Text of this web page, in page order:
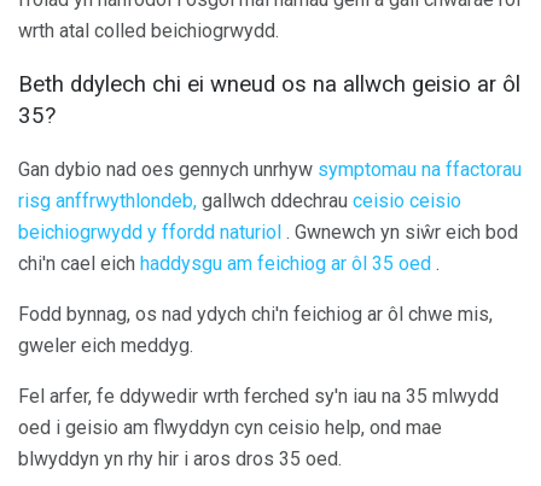
wrth atal colled beichiogrwydd.
Beth ddylech chi ei wneud os na allwch geisio ar ôl
35?
Gan dybio nad oes gennych unrhyw symptomau na ffactorau
risg anffrwythlondeb, gallwch ddechrau ceisio ceisio
beichiogrwydd y ffordd naturiol . Gwnewch yn siŵr eich bod
chi'n cael eich haddysgu am feichiog ar ôl 35 oed .
Fodd bynnag, os nad ydych chi'n feichiog ar ôl chwe mis,
gweler eich meddyg.
Fel arfer, fe ddywedir wrth ferched sy'n iau na 35 mlwydd
oed i geisio am flwyddyn cyn ceisio help, ond mae
blwyddyn yn rhy hir i aros dros 35 oed.